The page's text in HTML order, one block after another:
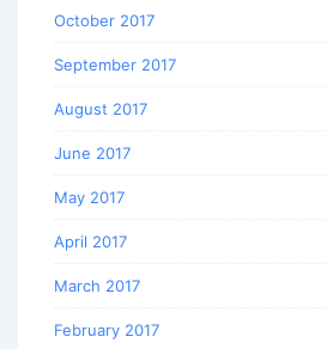
October 2017
September 2017
August 2017
June 2017
May 2017
April 2017
March 2017
February 2017